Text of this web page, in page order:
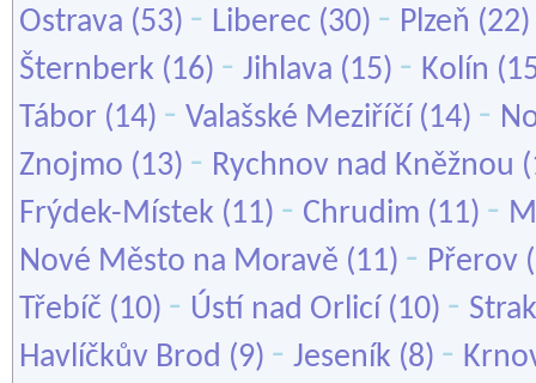
Ostrava (53) - Liberec (30) - Plzeň (22)
Šternberk (16) - Jihlava (15) - Kolín
Tábor (14) - Valašské Meziříčí (14) -
Znojmo (13) - Rychnov nad Kněžnou
Frýdek-Místek (11) - Chrudim (11) -
Nové Město na Moravě (11) - Přerov
Třebíč (10) - Ústí nad Orlicí (10) -
Havlíčkův Brod (9) - Jeseník (8) -